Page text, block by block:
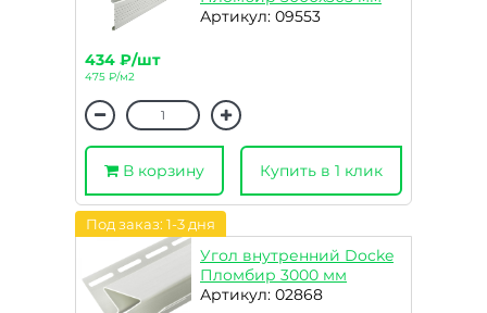
Артикул: 09553
434 ₽/шт
475 ₽/м2
В корзину Купить в 1 клик
Под заказ: 1-3 дня
Угол внутренний Docke
Пломбир 3000 мм
Артикул: 02868